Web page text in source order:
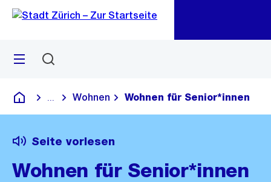
Navigation
Sprunglink
Menü
Deutsch
Blende alle Breadcrumbs ein
Wohnen Wohnen für Senior*innen
Seite vorlesen
Wohnen für Senior*innen